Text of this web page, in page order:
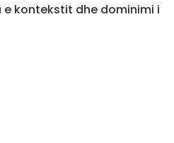
kontekstit dhe dominimi i